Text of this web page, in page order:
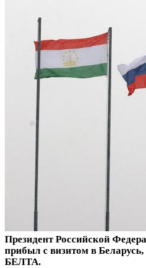
Президент Российской
прибыл с визитом в Беларусь,
БЕЛТА.